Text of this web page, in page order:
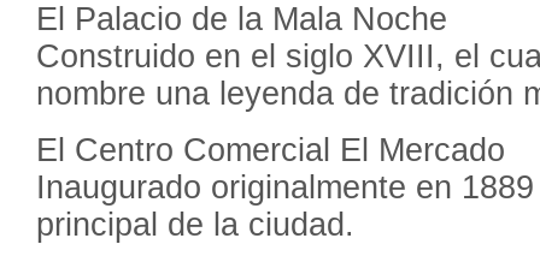
El Palacio de la Mala Noche
Construido en el siglo XVIII, el
nombre una leyenda de tradición
El Centro Comercial El Mercado
Inaugurado originalmente en
principal de la ciudad.